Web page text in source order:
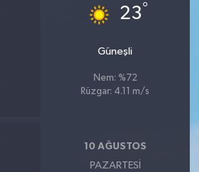
23°
Güneşli
Nem: %72
Rüzgar: 4.11 m/s
10 AĞUSTOS
PAZARTESI